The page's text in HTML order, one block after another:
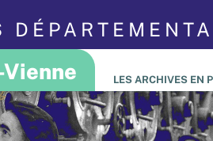
LES ARCHIVES EN